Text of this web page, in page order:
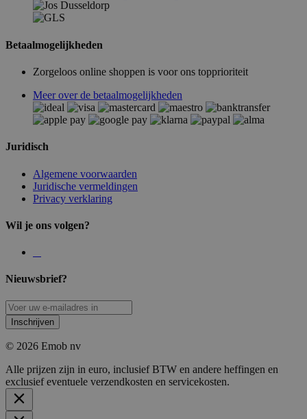
Betaalmogelijkheden
Zorgeloos online shoppen is voor ons topprioriteit
Meer over de betaalmogelijkheden
Juridisch
Algemene voorwaarden
Juridische vermeldingen
Privacy verklaring
Wil je ons volgen?
Nieuwsbrief?
Inschrijven
© 2026 Emob nv
Alle prijzen zijn in euro, inclusief BTW en andere heffingen en
exclusief eventuele verzendkosten en servicekosten.